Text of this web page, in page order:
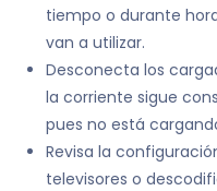
tiempo o durante
van a utilizar.
Desconecta los
la corriente sigue
pues no está
Revisa la
televisores o